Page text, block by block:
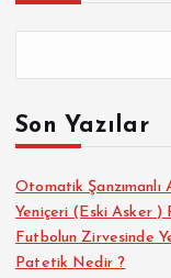
Son Yazılar
Otomatik Şanzımanlı
Yeniçeri (Eski Asker )
Futbolun Zirvesinde
Patetik Nedir ?